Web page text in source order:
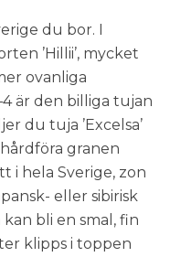
du bor. I
’Hillii’, mycket
ovanliga
är den billiga tujan
du tuja ’Excelsa’
hårdföra granen
i hela Sverige, zon
eller sibirisk
bli en smal, fin
klipps i toppen